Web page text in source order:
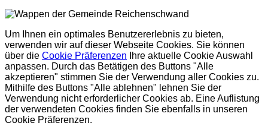
Um Ihnen ein optimales Benutzererlebnis zu bieten,
verwenden wir auf dieser Webseite Cookies. Sie können
über die Cookie Präferenzen Ihre aktuelle Cookie Auswahl
anpassen. Durch das Betätigen des Buttons "Alle
akzeptieren" stimmen Sie der Verwendung aller Cookies zu.
Mithilfe des Buttons "Alle ablehnen" lehnen Sie der
Verwendung nicht erforderlicher Cookies ab. Eine Auflistung
der verwendeten Cookies finden Sie ebenfalls in unseren
Cookie Präferenzen.